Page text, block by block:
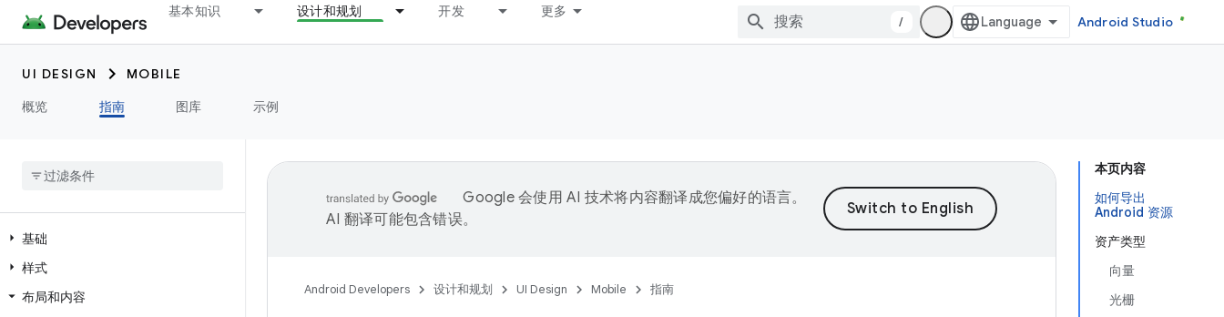
基本知识 设计和规划 开发 更多
/ Android Studio
UI DESIGN
MOBILE
概览
指南 图库 示例
基础
样式
布局和内容
本页内容
如何导出
Android 资源
资产类型
向量
光栅
Google 会使用 AI 技术将内容翻译成您偏好的语言。
AI 翻译可能包含错误。
Android Developers 设计和规划 UI Design Mobile 指南